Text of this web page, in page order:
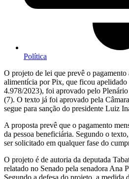
Política
O projeto de lei que prevê o pagamento
alimentícia por Pix, que ficou apelidado
4.978/2023), foi aprovado pelo Plenário
(7). O texto já foi aprovado pela
segue para sanção do presidente Luiz
A proposta prevê que o pagamento
da pessoa beneficiária. Segundo o
ser solicitado em qualquer fase do
O projeto é de autoria da deputada
relatado no Senado pela senadora Ana
Segundo a defesa do projeto, a medida